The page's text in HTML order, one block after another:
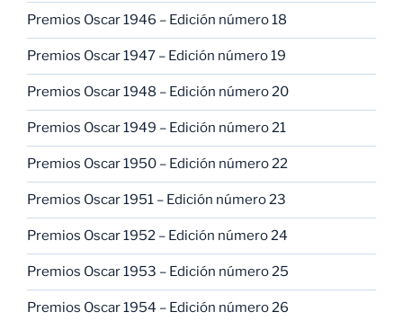
Premios Oscar 1946 – Edición número 18
Premios Oscar 1947 – Edición número 19
Premios Oscar 1948 – Edición número 20
Premios Oscar 1949 – Edición número 21
Premios Oscar 1950 – Edición número 22
Premios Oscar 1951 – Edición número 23
Premios Oscar 1952 – Edición número 24
Premios Oscar 1953 – Edición número 25
Premios Oscar 1954 – Edición número 26